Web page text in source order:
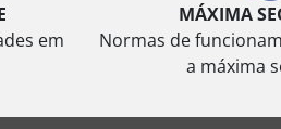
em
MÁXIMA
Normas de
a máxima